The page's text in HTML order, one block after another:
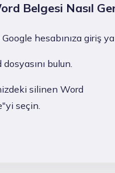
Belgesi Nasıl
hesabınıza giriş
bulun.
silinen Word
seçin.